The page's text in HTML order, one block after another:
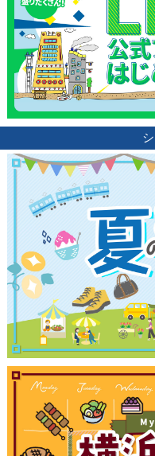
観光ガイド
ランキング